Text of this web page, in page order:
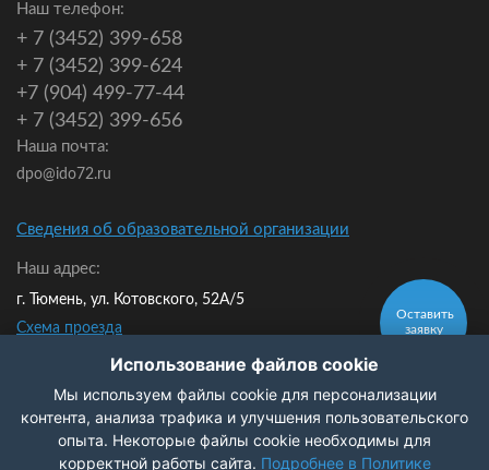
Оставить
заявку
Заказать
звонок
Наш телефон:
+ 7 (3452) 399-658
+ 7 (3452) 399-624
+7 (904) 499-77-44
+ 7 (3452) 399-656
Наша почта:
dpo@ido72.ru
Сведения об образовательной организации
Наш адрес:
г. Тюмень, ул. Котовского, 52А/5
Схема проезда
Мы в контакте:
Политика конфиденциальности
Использование файлов cookie
Мы используем файлы cookie для персонализации
контента, анализа трафика и улучшения пользовательского
опыта. Некоторые файлы cookie необходимы для
корректной работы сайта. Подробнее в Политике